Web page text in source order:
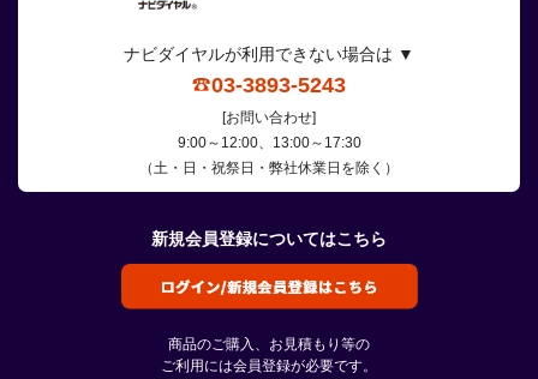
ナビダイヤルが利用できない場合は ▼
03-3893-5243
[お問い合わせ]
9:00～12:00、13:00～17:30
（土・日・祝祭日・弊社休業日を除く）
新規会員登録についてはこちら
商品のご購入、お見積もり等の
ご利用には会員登録が必要です。